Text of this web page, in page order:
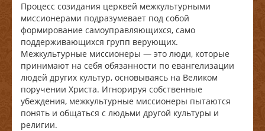
Процесс созидания церквей межкультурными
миссионерами подразумевает под собой
формирование самоуправляющихся, само
поддерживающихся групп верующих.
Межкультурные миссионеры — это люди, которые
принимают на себя обязанности по евангелизации
людей других культур, основываясь на Великом
поручении Христа. Игнорируя собственные
убеждения, межкультурные миссионеры пытаются
понять и общаться с людьми другой культуры и
религии.